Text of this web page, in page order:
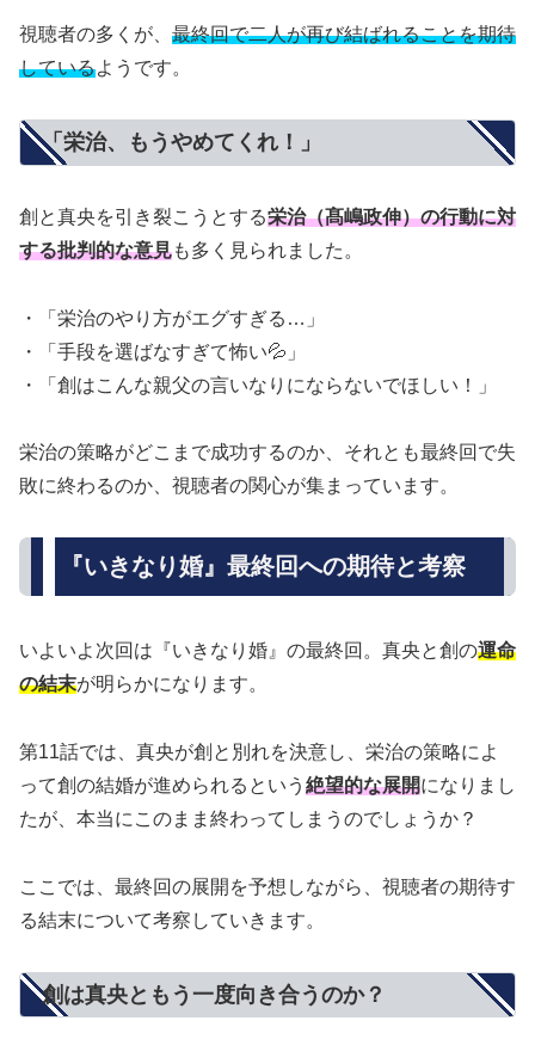
視聴者の多くが、 最終回で二人が再び結ばれることを期待
しているようです。
「栄治、もうやめてくれ！」
創と真央を引き裂こうとする栄治（髙嶋政伸）の行動に対
する批判的な意見も多く見られました。
・「栄治のやり方がエグすぎる…」
・「手段を選ばなすぎて怖い💦」
・「創はこんな親父の言いなりにならないでほしい！」
栄治の策略がどこまで成功するのか、それとも最終回で失
敗に終わるのか、視聴者の関心が集まっています。
『いきなり婚』最終回への期待と考察
いよいよ次回は『いきなり婚』の最終回。真央と創の運命
の結末が明らかになります。
第11話では、真央が創と別れを決意し、栄治の策略によ
って創の結婚が進められるという 絶望的な展開になりまし
たが、本当にこのまま終わってしまうのでしょうか？
ここでは、最終回の展開を予想しながら、視聴者の期待す
る結末について考察していきます。
創は真央ともう一度向き合うのか？